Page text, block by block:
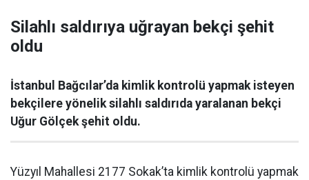
Silahlı saldırıya uğrayan bekçi şehit
oldu
İstanbul Bağcılar’da kimlik kontrolü yapmak isteyen
bekçilere yönelik silahlı saldırıda yaralanan bekçi
Uğur Gölçek şehit oldu.
Yüzyıl Mahallesi 2177 Sokak’ta kimlik kontrolü yapmak